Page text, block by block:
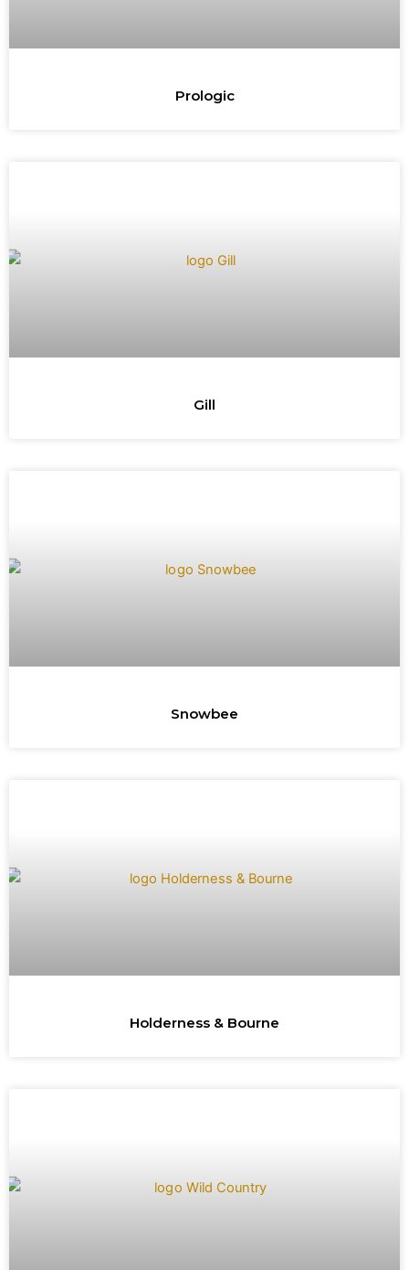
Prologic
Gill
Snowbee
Holderness & Bourne